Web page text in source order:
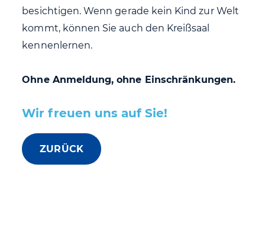
besichtigen. Wenn gerade kein Kind zur Welt
kommt, können Sie auch den Kreißsaal
kennenlernen.
Ohne Anmeldung, ohne Einschränkungen.
Wir freuen uns auf Sie!
ZURÜCK